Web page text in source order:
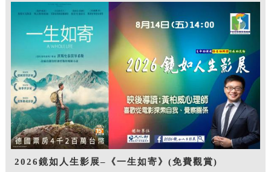
2026鏡如人生影展–《一生如寄》(免費觀賞)